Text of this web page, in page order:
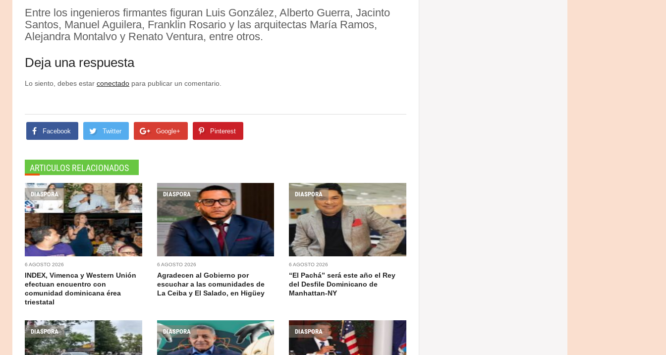
Entre los ingenieros firmantes figuran Luis González, Alberto Guerra, Jacinto
Santos, Manuel Aguilera, Franklin Rosario y las arquitectas María Ramos,
Alejandra Montalvo y Renato Ventura, entre otros.
Deja una respuesta
Lo siento, debes estar conectado para publicar un comentario.
Facebook Twitter Google+ Pinterest
ARTICULOS RELACIONADOS
DIASPORA
6 AGOSTO 2026
INDEX, Vimenca y Western Unión
efectuan encuentro con
comunidad dominicana érea
triestatal
DIASPORA
6 AGOSTO 2026
Agradecen al Gobierno por
escuchar a las comunidades de
La Ceiba y El Salado, en Higüey
DIASPORA
6 AGOSTO 2026
“El Pachá” será este año el Rey
del Desfile Dominicano de
Manhattan-NY
DIASPORA DIASPORA DIASPORA